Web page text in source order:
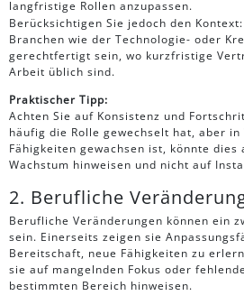
langfristige Rollen anzupassen.
Berücksichtigen Sie jedoch den
Branchen wie der Technologie- oder
gerechtfertigt sein, wo kurzfristige
Arbeit üblich sind.
Praktischer Tipp:
Achten Sie auf Konsistenz und
häufig die Rolle gewechselt hat, aber
Fähigkeiten gewachsen ist, könnte dies
Wachstum hinweisen und nicht auf
2. Berufliche
Berufliche Veränderungen können ein
sein. Einerseits zeigen sie
Bereitschaft, neue Fähigkeiten zu
sie auf mangelnden Fokus oder
bestimmten Bereich hinweisen.